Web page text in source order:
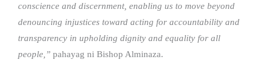
conscience and discernment, enabling us to move beyond
denouncing injustices toward acting for accountability and
transparency in upholding dignity and equality for all
people,” pahayag ni Bishop Alminaza.